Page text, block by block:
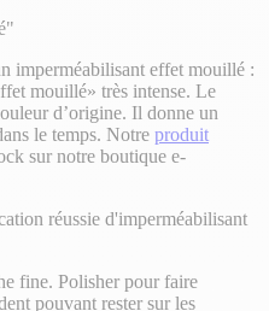
imperméabilisant effet mouillé :
mouillé» très intense. Le
d’origine. Il donne un
le temps. Notre produit
sur notre boutique e-
réussie d'imperméabilisant
fine. Polisher pour faire
pouvant rester sur les